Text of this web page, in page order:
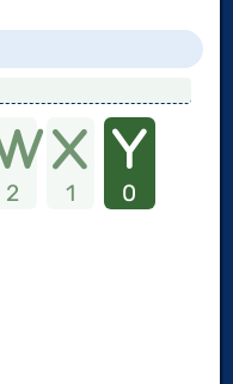
2 1 0